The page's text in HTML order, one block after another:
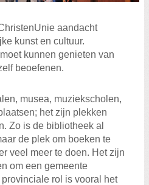
Zoeken
aandacht
kunst en cultuur.
kunnen genieten van
beoefenen.
musea, muziekscholen,
het zijn plekken
Zo is de bibliotheek al
de plek om boeken te
veel meer te doen. Het zijn
om een gemeente
rol is vooral het